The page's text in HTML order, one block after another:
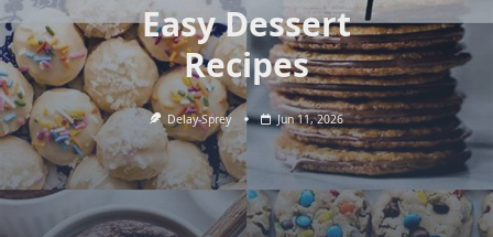
Easy Dessert
Recipes
Delay-Sprey Jun 11, 2026